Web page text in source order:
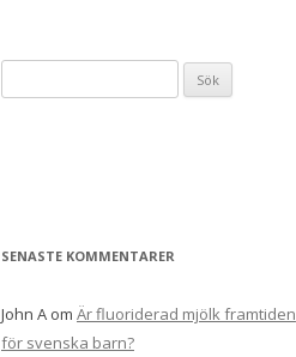
efter:
SENASTE KOMMENTARER
John A om Är fluoriderad mjölk framtiden
för svenska barn?